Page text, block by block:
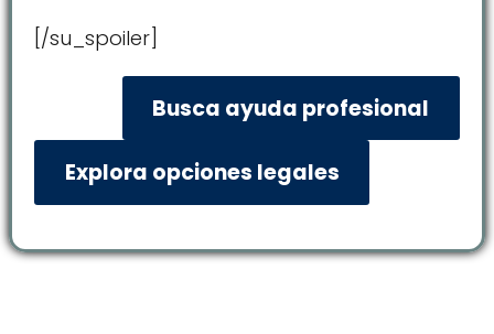
[/su_spoiler]
Busca ayuda profesional
Explora opciones legales